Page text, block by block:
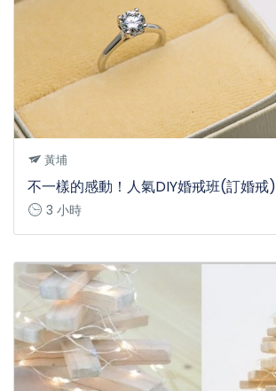
黃埔
不一樣的感動！人氣DIY婚戒班(訂婚戒)
3 小時